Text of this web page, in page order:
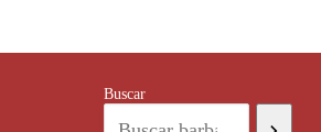
Buscar